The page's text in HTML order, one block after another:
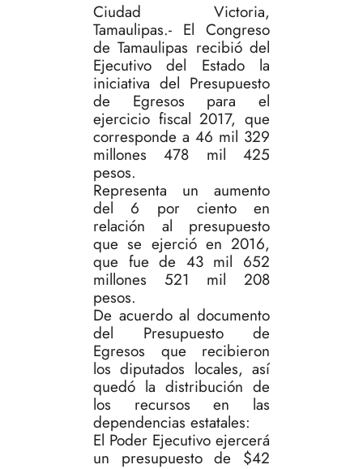
Ciudad Victoria,
Tamaulipas.- El Congreso
de Tamaulipas recibió del
Ejecutivo del Estado la
iniciativa del Presupuesto
de Egresos para el
ejercicio fiscal 2017, que
corresponde a 46 mil 329
millones 478 mil 425
pesos.
Representa un aumento
del 6 por ciento en
relación al presupuesto
que se ejerció en 2016,
que fue de 43 mil 652
millones 521 mil 208
pesos.
De acuerdo al documento
del Presupuesto de
Egresos que recibieron
los diputados locales, así
quedó la distribución de
los recursos en las
dependencias estatales:
El Poder Ejecutivo ejercerá
un presupuesto de $42